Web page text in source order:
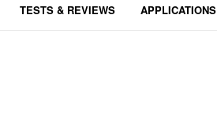
TESTS & REVIEWS APPLICATIONS